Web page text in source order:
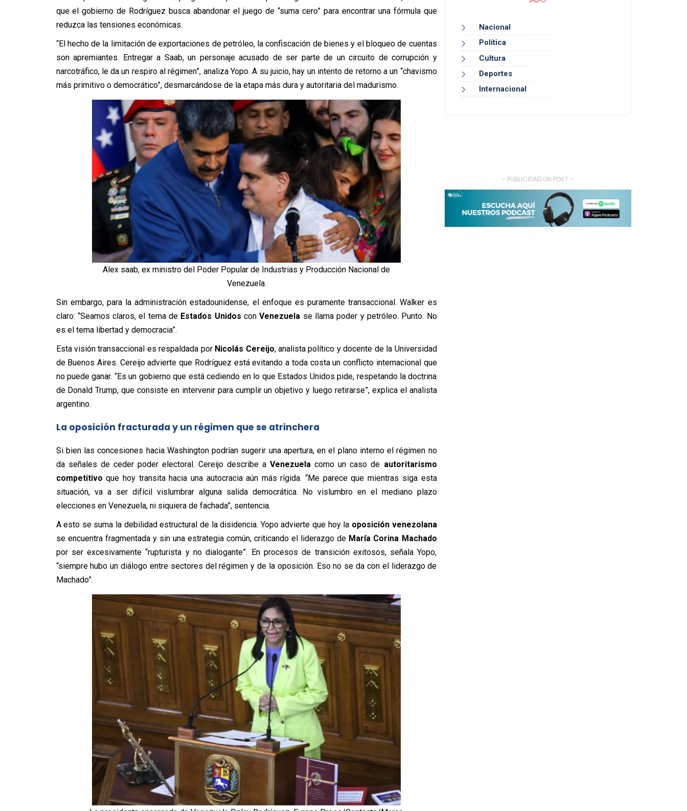
que el gobierno de Rodríguez busca abandonar el juego de “suma cero” para encontrar una fórmula que
reduzca las tensiones económicas.
“El hecho de la limitación de exportaciones de petróleo, la confiscación de bienes y el bloqueo de cuentas
son apremiantes. Entregar a Saab, un personaje acusado de ser parte de un circuito de corrupción y
narcotráfico, le da un respiro al régimen”, analiza Yopo. A su juicio, hay un intento de retorno a un “chavismo
más primitivo o democrático”, desmarcándose de la etapa más dura y autoritaria del madurismo.
Alex saab, ex ministro del Poder Popular de Industrias y Producción Nacional de
Venezuela.
Sin embargo, para la administración estadounidense, el enfoque es puramente transaccional. Walker es
claro: “Seamos claros, el tema de Estados Unidos conVenezuela se llama poder y petróleo. Punto. No
es el tema libertad y democracia”.
Esta visión transaccional es respaldada por Nicolás Cereijo, analista político y docente de la Universidad
de Buenos Aires. Cereijo advierte que Rodríguez está evitando a toda costa un conflicto internacional que
no puede ganar. “Es un gobierno que está cediendo en lo que Estados Unidos pide, respetando la doctrina
de Donald Trump, que consiste en intervenir para cumplir un objetivo y luego retirarse”, explica el analista
argentino.
La oposición fracturada y un régimen que se atrinchera
Si bien las concesiones hacia Washington podrían sugerir una apertura, en el plano interno el régimen no
da señales de ceder poder electoral. Cereijo describe aVenezuela como un caso de autoritarismo
competitivo que hoy transita hacia una autocracia aún más rígida. “Me parece que mientras siga esta
situación, va a ser difícil vislumbrar alguna salida democrática. No vislumbro en el mediano plazo
elecciones en Venezuela, ni siquiera de fachada”, sentencia.
A esto se suma la debilidad estructural de la disidencia. Yopo advierte que hoy la oposición venezolana
se encuentra fragmentada y sin una estrategia común, criticando el liderazgo de María Corina Machado
por ser excesivamente “rupturista y no dialogante”. En procesos de transición exitosos, señala Yopo,
“siempre hubo un diálogo entre sectores del régimen y de la oposición. Eso no se da con el liderazgo de
Machado”.
Nacional
Política
Cultura
Deportes
Internacional
- PUBLICIDAD ON POST -